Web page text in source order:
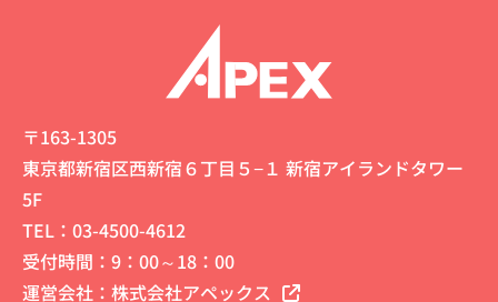
〒163-1305
東京都新宿区西新宿６丁目５−１ 新宿アイランドタワー
5F
TEL： 03-4500-4612
受付時間：9：00～18：00
運営会社： 株式会社アペックス